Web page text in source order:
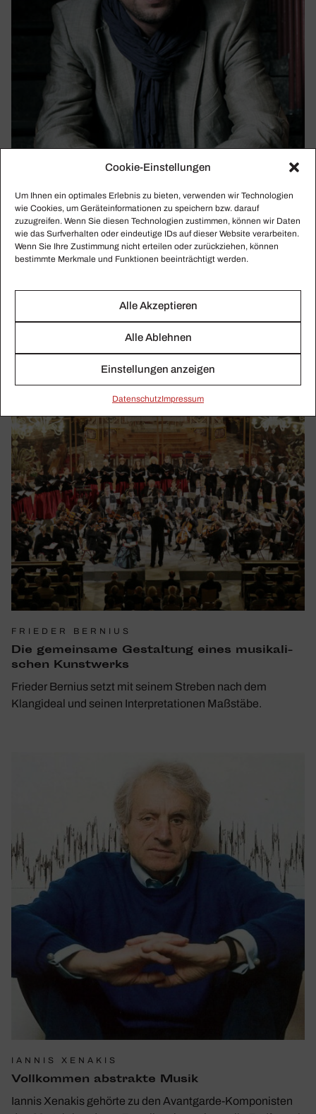
Cookie-Einstellungen
Um Ihnen ein optimales Erlebnis zu bieten, verwenden wir Technologien
wie Cookies, um Geräteinformationen zu speichern bzw. darauf
zuzugreifen. Wenn Sie diesen Technologien zustimmen, können wir Daten
wie das Surfverhalten oder eindeutige IDs auf dieser Website verarbeiten.
Wenn Sie Ihre Zustimmung nicht erteilen oder zurückziehen, können
bestimmte Merkmale und Funktionen beeinträchtigt werden.
Alle Akzeptieren
Alle Ablehnen
Einstellungen anzeigen
Daten­schutzImpressum
NITSCH
Vom Bühnen-Kitsch zur voll­kommen neuen
Bühnen-Realität
Raum-Gedanken zu den Festspiel-Inszenierungen des
FRIEDER BERNIUS
Die gemein­same Gestal­tung eines musi­ka­li­
schen Kunst­werks
Frieder Bernius setzt mit seinem Streben nach dem
Klangideal und seinen Interpretationen Maßstäbe.
IANNIS XENAKIS
Voll­kommen abstrakte Musik
Iannis Xenakis gehörte zu den Avantgarde-Komponisten